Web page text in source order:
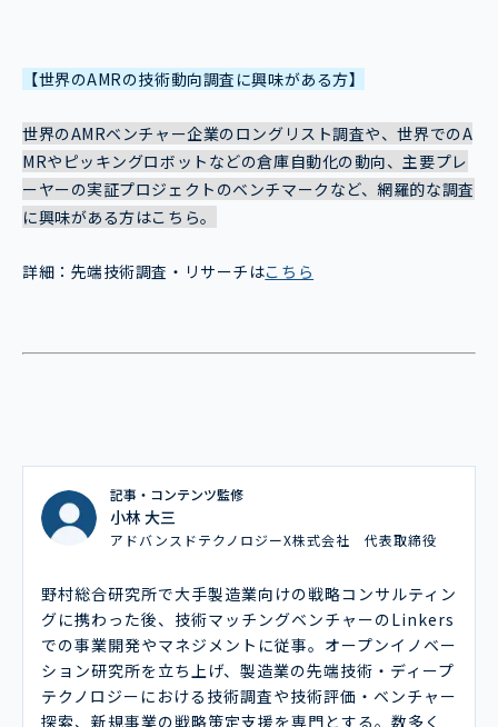
【世界のAMRの技術動向調査に興味がある方】
世界のAMRベンチャー企業のロングリスト調査や、世界でのA
MRやピッキングロボットなどの倉庫自動化の動向、主要プレ
ーヤーの実証プロジェクトのベンチマークなど、網羅的な調査
に興味がある方はこちら。
詳細：先端技術調査・リサーチはこちら
記事・コンテンツ監修
小林 大三
アドバンスドテクノロジーX株式会社 代表取締役
野村総合研究所で大手製造業向けの戦略コンサルティン
グに携わった後、技術マッチングベンチャーのLinkers
での事業開発やマネジメントに従事。オープンイノベー
ション研究所を立ち上げ、製造業の先端技術・ディープ
テクノロジーにおける技術調査や技術評価・ベンチャー
探索、新規事業の戦略策定支援を専門とする。数多く